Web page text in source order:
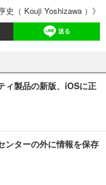
史（ Kouji Yoshizawa ）》
送る
ィ製品の新版、iOSに正
ンターの外に情報を保存